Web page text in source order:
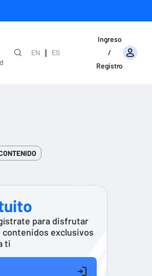
EN |
ES
Ingreso
/
Registro
para disfrutar
contenidos exclusivos
ti